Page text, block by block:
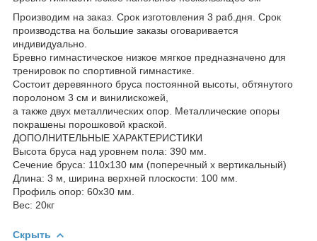
Производим на заказ. Срок изготовления 3 раб.дня. Срок
производства на большие заказы оговаривается
индивидуально.
Бревно гимнастическое низкое мягкое предназначено для
тренировок по спортивной гимнастике.
Состоит деревянного бруса постоянной высоты, обтянутого
поролоном 3 см и винилискожей,
а также двух металлических опор. Металлические опоры
покрашены порошковой краской.
ДОПОЛНИТЕЛЬНЫЕ ХАРАКТЕРИСТИКИ
Высота бруса над уровнем пола: 390 мм.
Сечение бруса: 110х130 мм (поперечный х вертикальный)
Длина: 3 м, ширина верхней плоскости: 100 мм.
Профиль опор: 60х30 мм.
Вес: 20кг
Скрыть